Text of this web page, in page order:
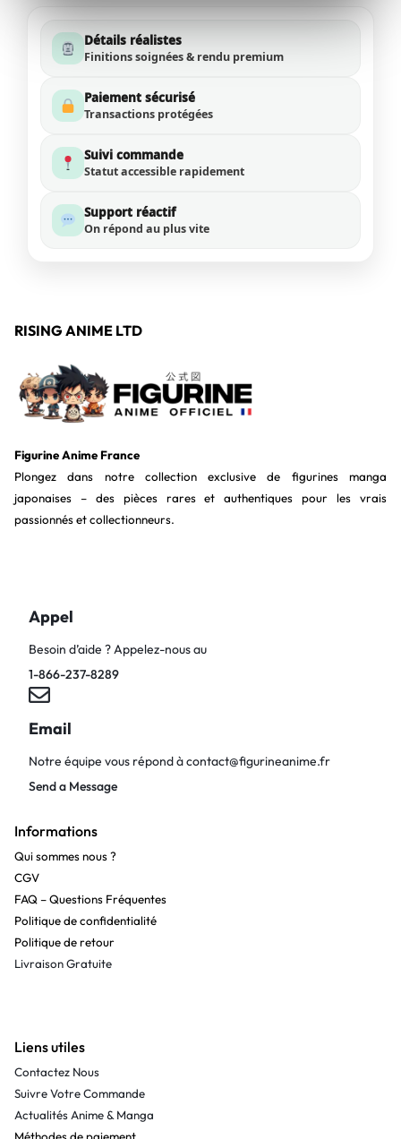
Détails réalistes
Finitions soignées & rendu premium
Paiement sécurisé
Transactions protégées
Suivi commande
Statut accessible rapidement
Support réactif
On répond au plus vite
RISING ANIME LTD
Figurine Anime France
Plongez dans notre collection exclusive de figurines manga
japonaises – des pièces rares et authentiques pour les vrais
passionnés et collectionneurs.
Appel
Besoin d’aide ? Appelez-nous au
1-866-237-8289
Email
Notre équipe vous répond àcontact@figurineanime.fr
Send a Message
Informations
Qui sommes nous ?
CGV
FAQ – Questions Fréquentes
Politique de confidentialité
Politique de retour
Livraison Gratuite
Liens utiles
Contactez Nous
Suivre Votre Commande
Actualités Anime & Manga